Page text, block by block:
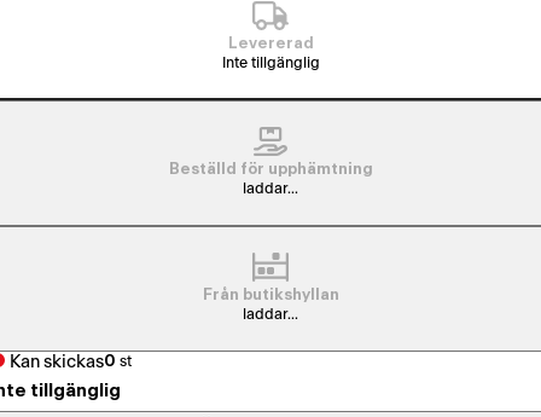
Levererad
Inte tillgänglig
Beställd för upphämtning
laddar...
Från butikshyllan
laddar...
Kan skickas0 st
tillgänglig